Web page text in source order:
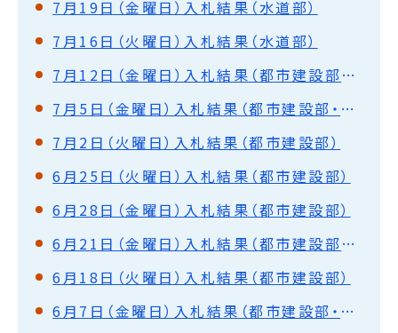
7月19日（金曜日）入札結果（水道部）
7月16日（火曜日）入札結果（水道部）
7月12日（金曜日）入札結果（都市建設部・水道部）
7月5日（金曜日）入札結果（都市建設部・水道部）
7月2日（火曜日）入札結果（都市建設部）
6月25日（火曜日）入札結果（都市建設部）
6月28日（金曜日）入札結果（都市建設部）
6月21日（金曜日）入札結果（都市建設部・水道部）
6月18日（火曜日）入札結果（都市建設部）
6月7日（金曜日）入札結果（都市建設部・水道部）